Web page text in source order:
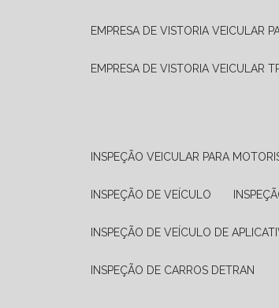
EMPRESA DE VISTORIA VEICULAR
EMPRESA DE VISTORIA VEICULAR
INSPEÇÃO VEICULAR PARA
INSPEÇÃO DE VEÍCULO
INSPEÇÃO DE VEÍCULO DE
INSPEÇÃO DE CARROS DETRAN